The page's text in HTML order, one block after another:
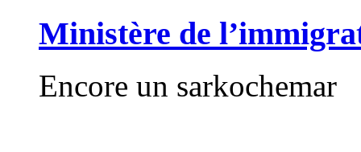
Ministère de
Encore un sarkochemar